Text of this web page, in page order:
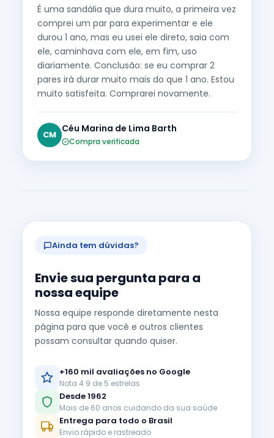
É uma sandália que dura muito, a primeira vez
comprei um par para experimentar e ele
durou 1 ano, mas eu usei ele direto, saia com
ele, caminhava com ele, em fim, uso
diariamente. Conclusão: se eu comprar 2
pares irá durar muito mais do que 1 ano. Estou
muito satisfeita. Comprarei novamente.
CM
Céu Marina de Lima Barth
Compra verificada
Ainda tem dúvidas?
Envie sua pergunta para a
nossa equipe
Nossa equipe responde diretamente nesta
página para que você e outros clientes
possam consultar quando quiser.
+160 mil avaliações no Google
Nota 4.9 de 5 estrelas
Desde 1962
Mais de 60 anos cuidando da sua saúde
Entrega para todo o Brasil
Envio rápido e rastreado